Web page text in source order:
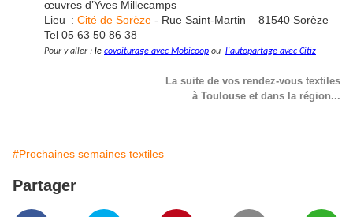
œuvres d’Yves Millecamps
Lieu : Cité de Sorèze - Rue Saint-Martin – 81540 Sorèze
Tel 05 63 50 86 38
Pour y aller : le covoiturage avec Mobicoop ou l'autopartage avec Citiz
La suite de vos rendez-vous textiles
à Toulouse et dans la région...
#Prochaines semaines textiles
Partager